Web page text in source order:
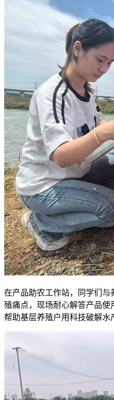
在产品助农工作站，同学们
殖痛点，现场耐心解答产品使
帮助基层养殖户用科技破解水